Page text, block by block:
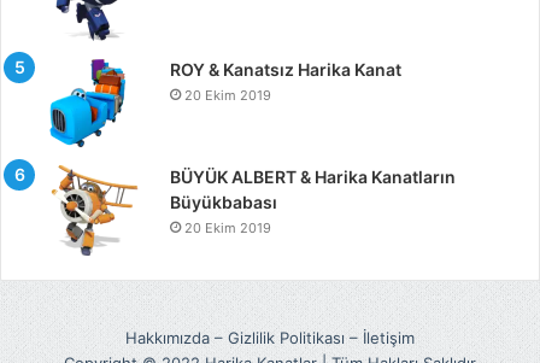
ROY & Kanatsız Harika Kanat
20 Ekim 2019
BÜYÜK ALBERT & Harika Kanatların
Büyükbabası
20 Ekim 2019
Hakkımızda – Gizlilik Politikası – İletişim